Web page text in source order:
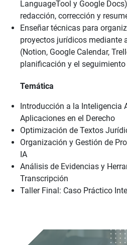
LanguageTool y Google
redacción, corrección y
Enseñar técnicas para
proyectos jurídicos mediante
(Notion, Google Calendar,
planificación y el
Temática
Introducción a la Inteligencia
Aplicaciones en el Derecho
Optimización de Textos
Organización y Gestión de
IA
Análisis de Evidencias y
Transcripción
Taller Final: Caso Práctico